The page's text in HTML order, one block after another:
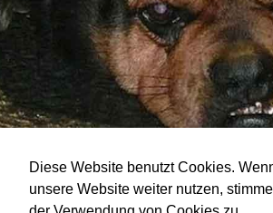
Diese Website benutzt Cookies.
unsere Website weiter nutzen,